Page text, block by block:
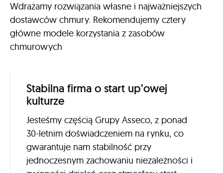
Wdrażamy rozwiązania własne i najważniejszych
dostawców chmury. Rekomendujemy cztery
główne modele korzystania z zasobów
chmurowych
Stabilna firma o start up’owej
kulturze
Jesteśmy częścią Grupy Asseco, z ponad
30-letnim doświadczeniem na rynku, co
gwarantuje nam stabilność przy
jednoczesnym zachowaniu niezależności i